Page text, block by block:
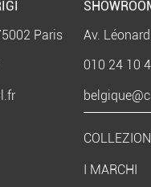
Paris
Av.
010 24 10
I MARCHI